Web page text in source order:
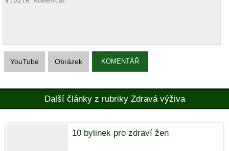
YouTube Obrázek KOMENTÁŘ
Další články z rubriky Zdravá výživa
10 bylinek pro zdraví žen